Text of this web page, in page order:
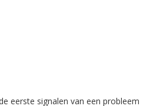
eerste signalen van een probleem